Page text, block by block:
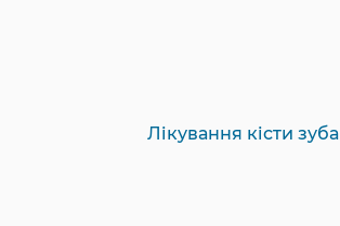
Лікування кісти зуба